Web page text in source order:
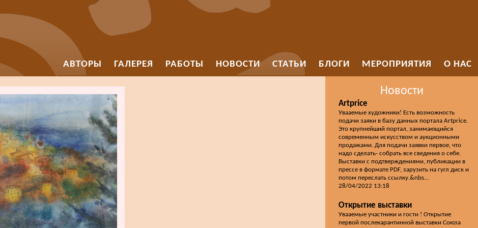
АВТОРЫ ГАЛЕРЕЯ РАБОТЫ НОВОСТИ СТАТЬИ БЛОГИ МЕРОПРИЯТИЯ О НАС
Новости
Artprice
Увааемые художники! Есть возможность
подачи заяки в базу данных портала Artprice.
Это крупнейший портал, занимающийся
современным искусством и аукционными
продажами. Для подачи заявки первое, что
надо сделать- собрать все сведения о себе.
Выставки с подтверждениями, публикации в
прессе в формате PDF, зарузить на гугл диск и
потом переслать ссылку.&nbs...
28/04/2022 13:18
Открытие выставки
Увааемые участники и гости ! Открытие
первой послекарантинной выставки Союза